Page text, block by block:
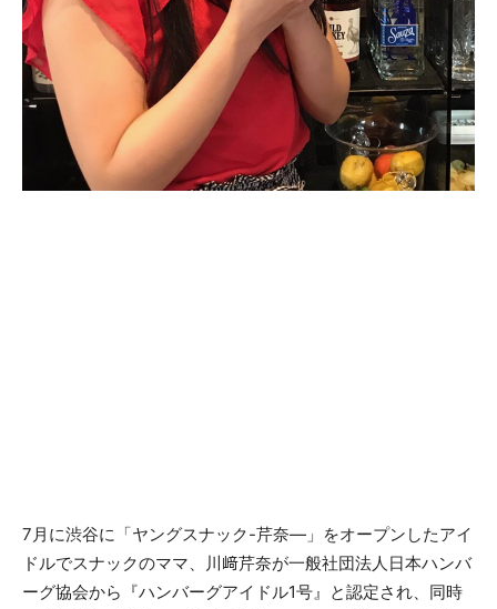
7月に渋谷に「ヤングスナック-芹奈—」をオープンしたアイ
ドルでスナックのママ、川﨑芹奈が一般社団法人日本ハンバ
ーグ協会から『ハンバーグアイドル1号』と認定され、同時